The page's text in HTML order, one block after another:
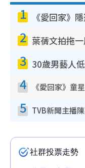
1
2
3
4
5